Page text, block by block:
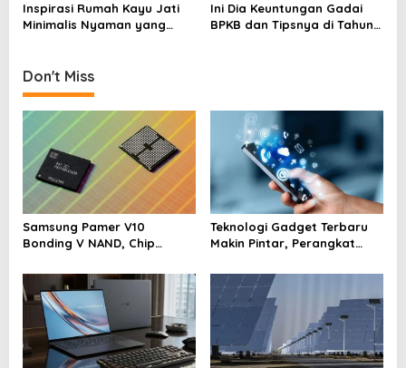
o
Inspirasi Rumah Kayu Jati
Minimalis Nyaman yang
Ini Dia Keuntungan Gadai
BPKB dan Tipsnya di Tahun
Don't Miss
Samsung Pamer V10
Bonding V NAND, Chip
400 Lapis
Teknologi Gadget Terbaru
Makin Pintar, Perangkat
Hidup Harian